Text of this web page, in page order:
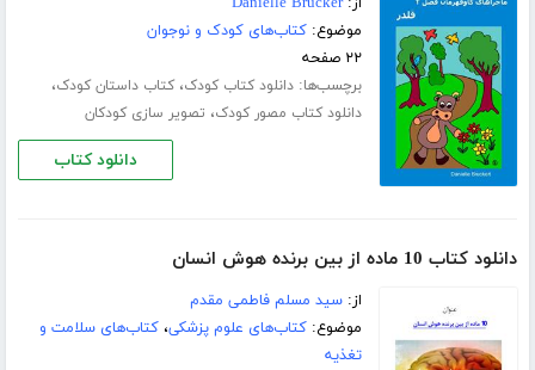
موضوع:کتاب‌های کودک و نوجوان
۲۲ صفحه
برچسب‌ها:دانلود کتاب کودک،کتاب داستان کودک،
دانلود کتاب مصور کودک، تصویر سازی کودکان
دانلود کتاب
دانلود کتاب 10 ماده از بین برنده هوش انسان
از:سید مسلم فاطمی مقدم
موضوع:کتاب‌های علوم پزشکی،کتاب‌های سلامت و
تغذیه